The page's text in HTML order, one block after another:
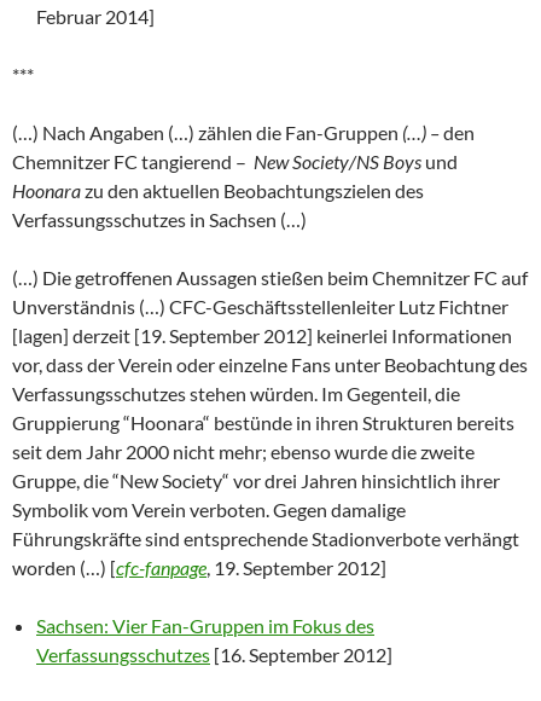
Februar 2014]
***
(…) Nach Angaben (…) zählen die Fan-Gruppen (…) –den
Chemnitzer FC tangierend – New Society/NS Boys und
Hoonarazu den aktuellen Beobachtungszielen des
Verfassungsschutzes in Sachsen (…)
(…) Die getroffenen Aussagen stießen beim Chemnitzer FC auf
Unverständnis (…) CFC-Geschäftsstellenleiter Lutz Fichtner
[lagen] derzeit [19. September 2012] keinerlei Informationen
vor, dass der Verein oder einzelne Fans unter Beobachtung des
Verfassungsschutzes stehen würden. Im Gegenteil, die
Gruppierung “Hoonara“ bestünde in ihren Strukturen bereits
seit dem Jahr 2000 nicht mehr; ebenso wurde die zweite
Gruppe, die “New Society“ vor drei Jahren hinsichtlich ihrer
Symbolik vom Verein verboten. Gegen damalige
Führungskräfte sind entsprechende Stadionverbote verhängt
worden (…) [cfc-fanpage, 19. September 2012]
Sachsen: Vier Fan-Gruppen im Fokus des
Verfassungsschutzes [16. September 2012]